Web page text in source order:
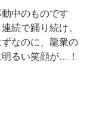
中のものです
続で踊り続け、
なのに、龍衆の
るい笑顔が…！